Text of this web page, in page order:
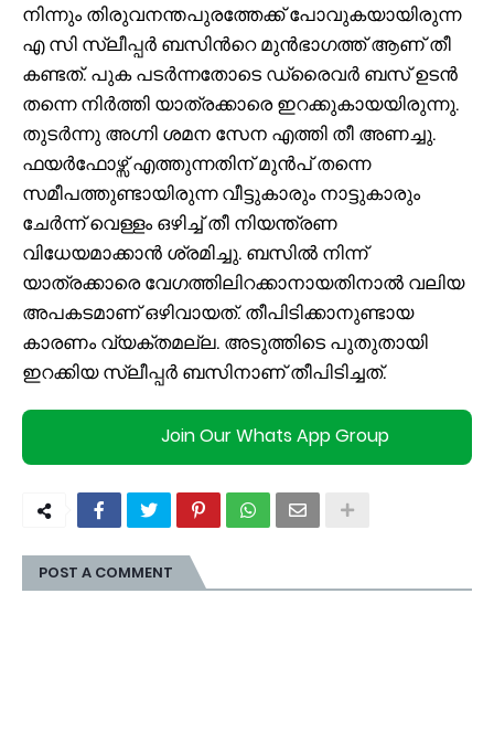
നിന്നും തിരുവനന്തപുരത്തേക്ക് പോവുകയായിരുന്ന
എ സി സ്ലീപ്പര്‍ ബസിന്‍റെ മുന്‍ഭാഗത്ത് ആണ് തീ
കണ്ടത്. പുക പടര്‍ന്നതോടെ ഡ്രൈവര്‍ ബസ് ഉടൻ
തന്നെ നിര്‍ത്തി യാത്രക്കാരെ ഇറക്കുകായയിരുന്നു.
തുടർന്നു അഗ്നി ശമന സേന എത്തി തീ അണച്ചു.
ഫയര്‍ഫോഴ്സ് എത്തുന്നതിന് മുന്‍പ് തന്നെ
സമീപത്തുണ്ടായിരുന്ന വീട്ടുകാരും നാട്ടുകാരും
ചേര്‍ന്ന് വെള്ളം ഒഴിച്ച് തീ നിയന്ത്രണ
വിധേയമാക്കാൻ ശ്രമിച്ചു. ബസിൽ നിന്ന്
യാത്രക്കാരെ വേഗത്തിലിറക്കാനായതിനാൽ വലിയ
അപകടമാണ് ഒഴിവായത്. തീപിടിക്കാനുണ്ടായ
കാരണം വ്യക്തമല്ല. അടുത്തിടെ പുതുതായി
ഇറക്കിയ സ്ലീപ്പര്‍ ബസിനാണ് തീപിടിച്ചത്.
Join Our Whats App Group
POST A COMMENT